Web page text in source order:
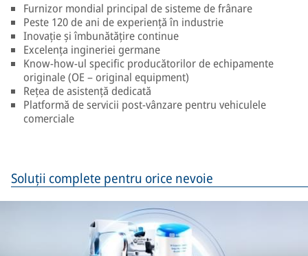
Furnizor mondial principal de sisteme de frânare
Peste 120 de ani de experiență în industrie
Inovație și îmbunătățire continue
Excelența ingineriei germane
Know-how-ul specific producătorilor de echipamente
originale (OE – original equipment)
Rețea de asistență dedicată
Platformă de servicii post-vânzare pentru vehiculele
comerciale
Soluții complete pentru orice nevoie